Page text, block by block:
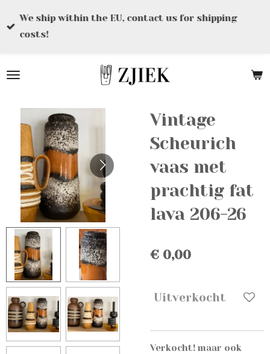
direct
hoofdinhoud
We ship within the EU, contact us for shipping
costs!
Vintage
Scheurich
vaas met
prachtig fat
lava 206-26
€ 0,00
Uitverkocht
Verkocht! maar ook